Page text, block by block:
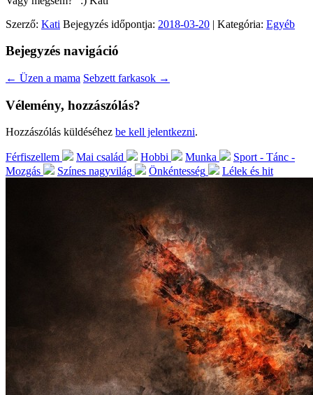
Szerző: Kati Bejegyzés időpontja: 2018-03-20 | Kategória: Egyéb
Bejegyzés navigáció
← Üzen a mama Sebzett farkasok →
Vélemény, hozzászólás?
Hozzászólás küldéséhez be kell jelentkezni.
Férfiszellem Mai család Hobbi Munka
Sport - Tánc -
Mozgás
Színes nagyvilág Önkéntesség Lélek és hit